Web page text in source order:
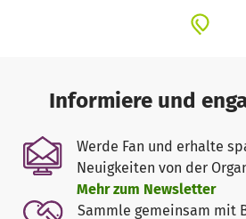
Informiere und
Werde Fan und erhalte
Neuigkeiten von der
Mehr zum Newsletter
Sammle gemeinsam mit